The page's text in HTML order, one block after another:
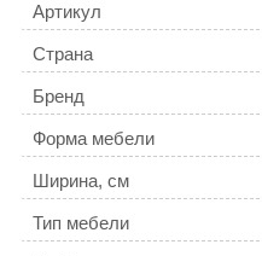
Артикул
Страна
Бренд
Форма мебели
Ширина, см
Тип мебели